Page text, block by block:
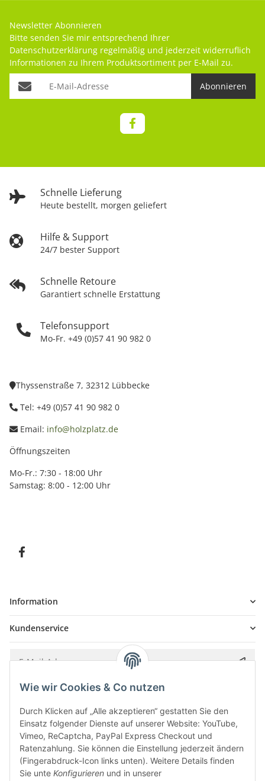
Schnelle Lieferung
Heute bestellt, morgen geliefert
Hilfe & Support
24/7 bester Support
Schnelle Retoure
Garantiert schnelle Erstattung
Telefonsupport
Mo-Fr. +49 (0)57 41 90 982 0
Newsletter Abonnieren
Bitte senden Sie mir entsprechend Ihrer
Datenschutzerklärung regelmäßig und jederzeit widerruflich
Informationen zu Ihrem Produktsortiment per E-Mail zu.
Abonnieren
Thyssenstraße 7, 32312 Lübbecke
Tel: +49 (0)57 41 90 982 0
Email: info@holzplatz.de
Öffnungszeiten
Mo-Fr.: 7:30 - 18:00 Uhr
Samstag: 8:00 - 12:00 Uhr
Information
Kundenservice
Bitte senden Sie mir entsprechend IhrerDatenschutzerklärung
Wie wir Cookies & Co nutzen
Durch Klicken auf „Alle akzeptieren“ gestatten Sie den
Einsatz folgender Dienste auf unserer Website: YouTube,
Vimeo, ReCaptcha, PayPal Express Checkout und
Ratenzahlung. Sie können die Einstellung jederzeit ändern
(Fingerabdruck-Icon links unten). Weitere Details finden
Sie unte Konfigurieren und in unserer